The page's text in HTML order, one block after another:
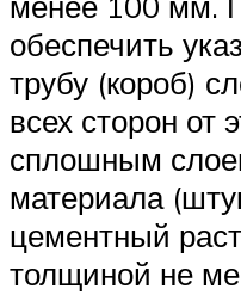
обеспечить
трубу (короб)
всех сторон от
сплошным
материала
цементный
толщиной не